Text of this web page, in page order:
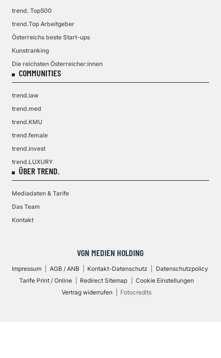
trend. Top500
trend.Top Arbeitgeber
Österreichs beste Start-ups
Kunstranking
Die reichsten Österreicher:innen
COMMUNITIES
trend.law
trend.med
trend.KMU
trend.female
trend.invest
trend.LUXURY
ÜBER TREND.
Mediadaten & Tarife
Das Team
Kontakt
VGN MEDIEN HOLDING
Impressum AGB / ANB Kontakt-Datenschutz
Datenschutzpolicy
Tarife Print / Online
Redirect Sitemap
Cookie Einstellungen
Vertrag widerrufen
Fotocredits